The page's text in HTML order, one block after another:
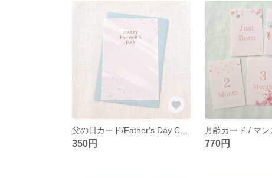
350円 770円